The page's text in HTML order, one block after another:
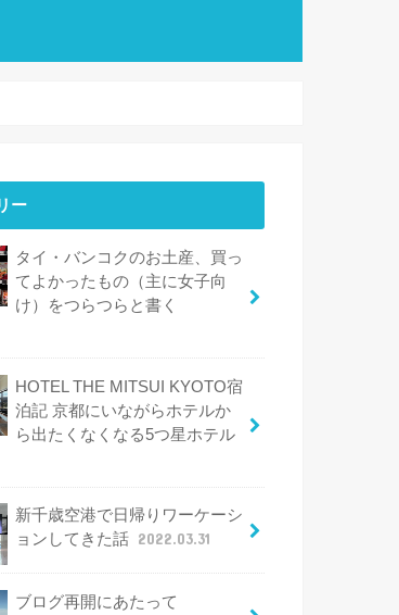
ー
タイ・バンコクのお土産、買っ
てよかったもの（主に女子向
け）をつらつらと書く
HOTEL THE MITSUI KYOTO宿
泊記 京都にいながらホテルか
ら出たくなくなる5つ星ホテル
新千歳空港で日帰りワーケーシ
ョンしてきた話 2022.03.31
ブログ再開にあたって